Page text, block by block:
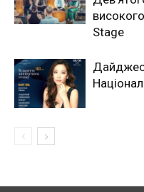
Stage